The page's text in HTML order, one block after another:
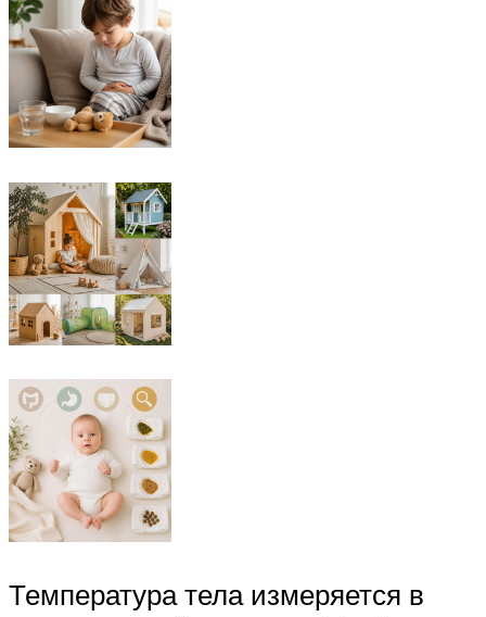
Температура тела измеряется в